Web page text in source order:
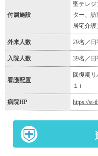
付属施設
聖テレジ
ター、
居宅介護
外来人数 29名／日
入院人数 39名／日
看護配置
回復期
１）
病院HP https://st-